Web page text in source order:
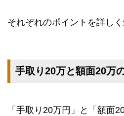
それぞれのポイントを詳しく
手取り20万と額面20万
「手取り20万円」と「額面